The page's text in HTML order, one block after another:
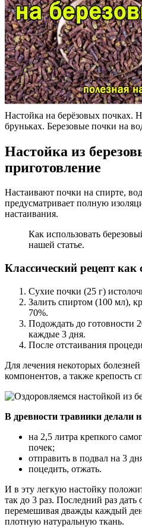
Настойка на берёзовых почках.
бруньках. Березовые почки на
Настойка из
приготовление
Настаивают почки на спирте,
предусматривает полную
настаивания.
Как использовать
нашей статье.
Классический рецепт как
Сухие почки (25 г)
Залить спиртом (100 мл),
70%.
Подождать до готовности
каждые 3 дня.
После отстаивания
Для лечения некоторых
компонентов, а также крепость
В древности травники делали
на 2,5 литра крепкого
почек;
отправить в подвал на 3
поцедить, отжать.
И в эту легкую настойку
так до 3 раз. Последний раз дать
перемешивая дважды каждый
плотную натуральную ткань.